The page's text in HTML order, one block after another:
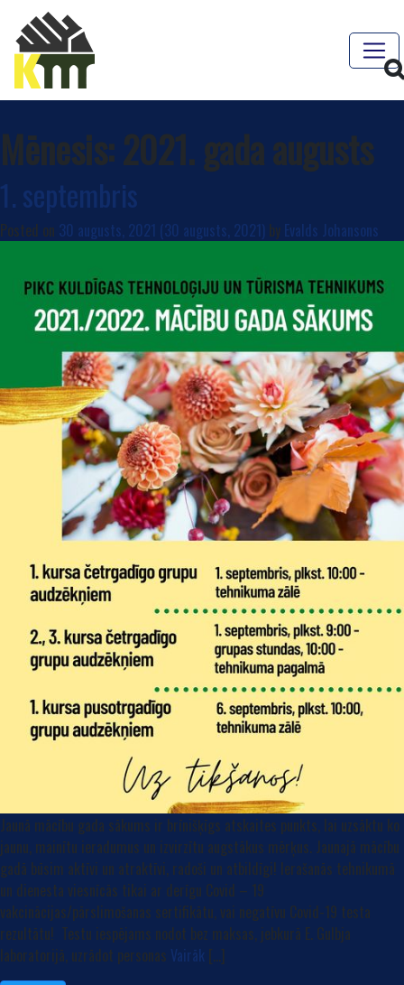
Mēnesis:2021. gada augusts
1. septembris
Posted on 30 augusts, 2021 (30 augusts, 2021) by Evalds Johansons
Jaunā mācību gada sākums ir brīnišķīgs atskaites punkts, lai uzsāktu ko
jaunu, mainītu ieradumus un izvirzītu augstākus mērķus. Jaunajā mācību
gadā būsim aktīvi un atraktīvi, radoši un atbildīgi! Ierašanās tehnikumā
un dienesta viesnīcās tikai ar derīgu Covid – 19
vakcinācijas/pārslimošanas sertifikātu, vai negatīvu Covid-19 testa
rezultātu! Testu iespējams nodot bez maksas, jebkurā E. Gulbja
laboratorijā, uzrādot personas Vairāk […]